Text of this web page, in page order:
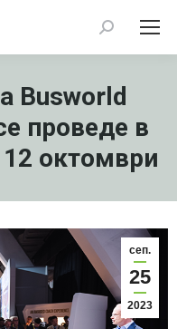
Search:
Busworld
проведе в
октомври
сеп.
25
2023